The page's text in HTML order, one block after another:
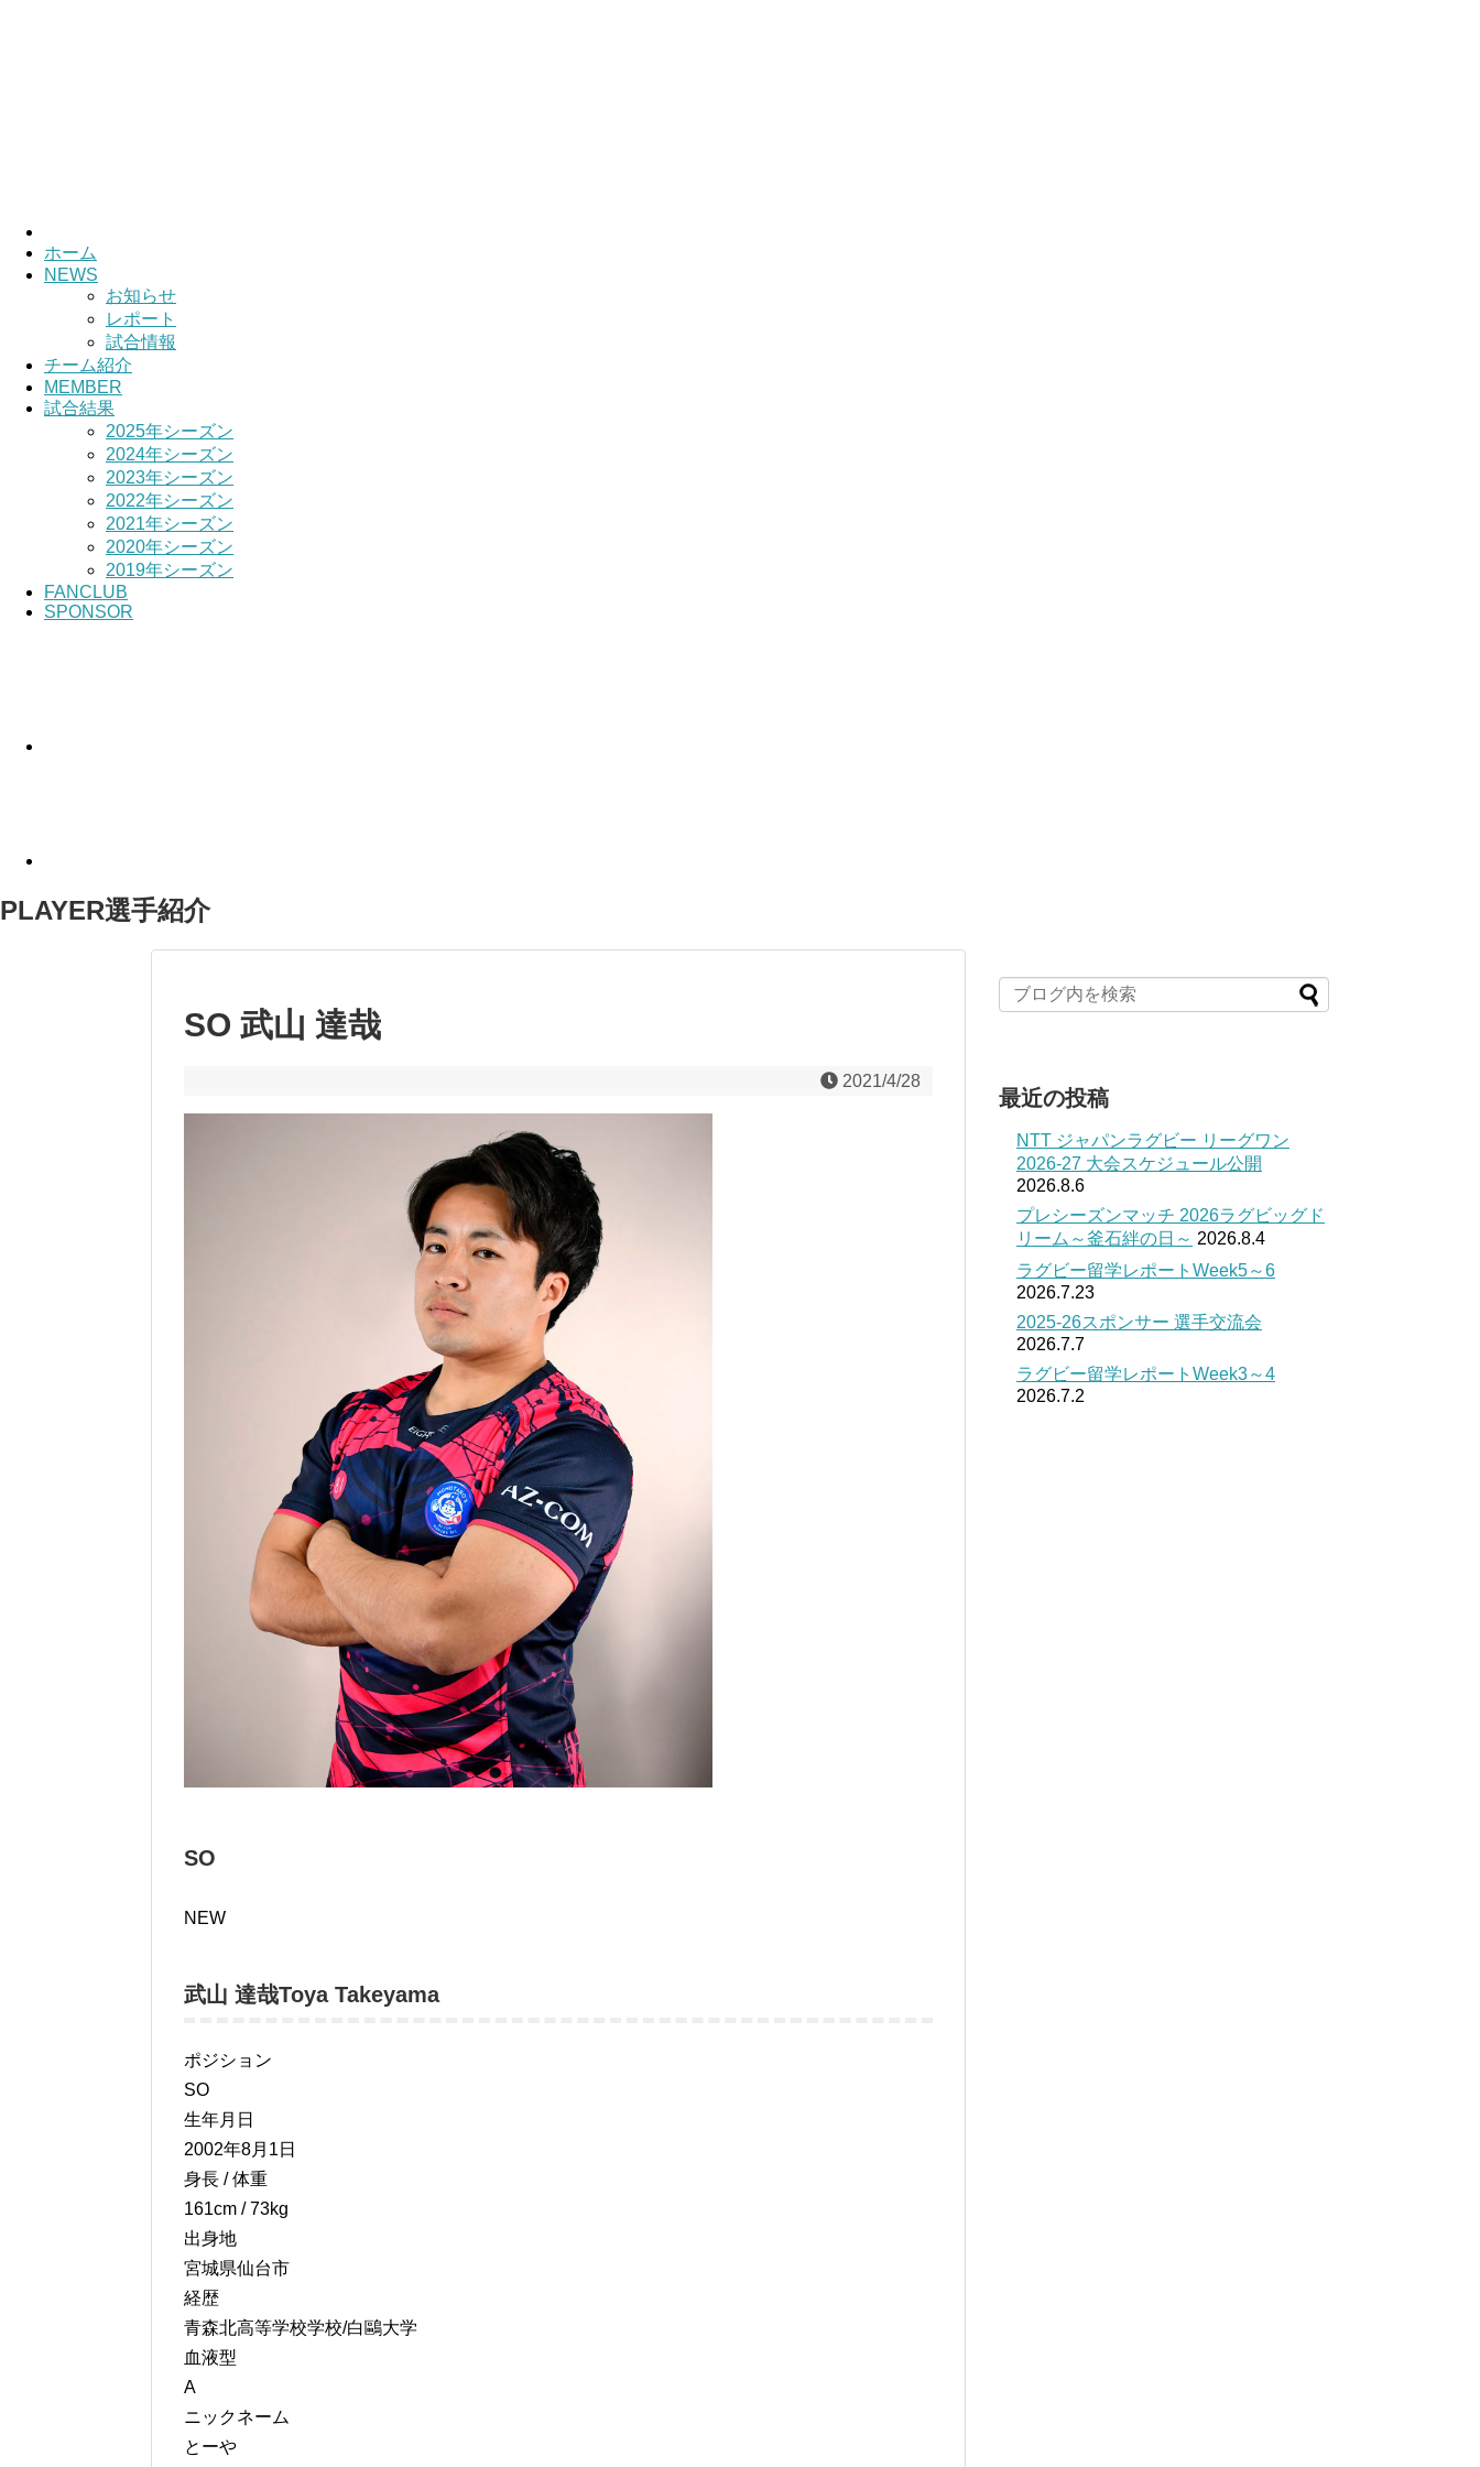
ホーム
NEWS
お知らせ
レポート
試合情報
チーム紹介
MEMBER
試合結果
2025年シーズン
2024年シーズン
2023年シーズン
2022年シーズン
2021年シーズン
2020年シーズン
2019年シーズン
FANCLUB
SPONSOR
PLAYER選手紹介
SO 武山 達哉
2021/4/28
SO
NEW
武山 達哉Toya Takeyama
ポジション
SO
生年月日
2002年8月1日
身長 / 体重
161cm / 73kg
出身地
宮城県仙台市
経歴
青森北高等学校学校/白鷗大学
血液型
A
ニックネーム
とーや
最近の投稿
NTT ジャパンラグビー リーグワン
2026-27 大会スケジュール公開
2026.8.6
プレシーズンマッチ 2026ラグビッグド
リーム～釜石絆の日～ 2026.8.4
ラグビー留学レポートWeek5～6
2026.7.23
2025-26スポンサー 選手交流会
2026.7.7
ラグビー留学レポートWeek3～4
2026.7.2